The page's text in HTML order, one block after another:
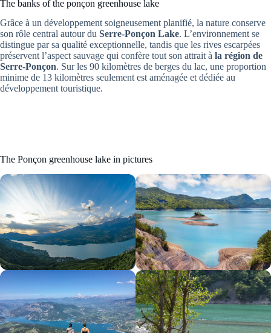
The banks of the ponçon greenhouse lake
Grâce à un développement soigneusement planifié, la nature conserve
son rôle central autour du Serre-Ponçon Lake. L’environnement se
distingue par sa qualité exceptionnelle, tandis que les rives escarpées
préservent l’aspect sauvage qui confère tout son attrait à la région de
Serre-Ponçon. Sur les 90 kilomètres de berges du lac, une proportion
minime de 13 kilomètres seulement est aménagée et dédiée au
développement touristique.
The Ponçon greenhouse lake in pictures